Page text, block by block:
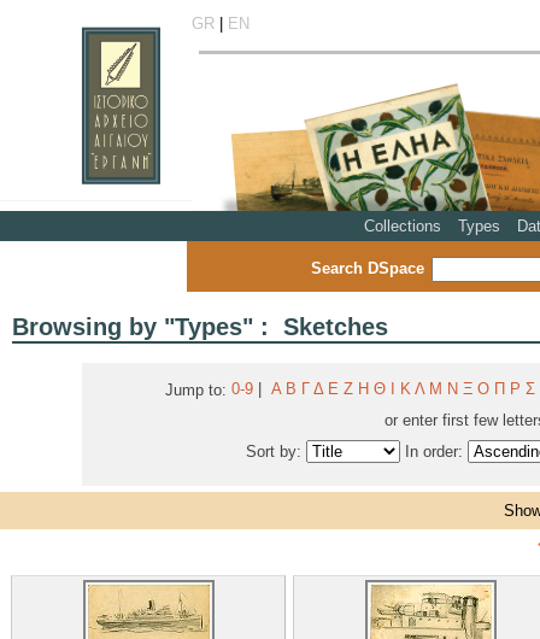
GR| EN
Collections Types
Search DSpace
Browsing by "Types" : Sketches
Jump to: 0-9 Α Β Γ Δ Ε Ζ Η Θ Κ Λ Μ Ν Ξ Ο Π Ρ Σ
or enter first few
Sort by:
In order: